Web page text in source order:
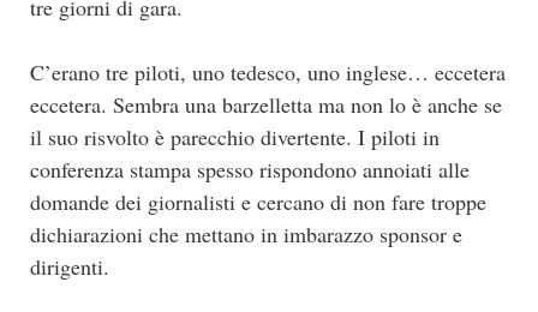
tre giorni di gara.
C’erano tre piloti, uno tedesco, uno inglese… eccetera
eccetera. Sembra una barzelletta ma non lo è anche se
il suo risvolto è parecchio divertente. I piloti in
conferenza stampa spesso rispondono annoiati alle
domande dei giornalisti e cercano di non fare troppe
dichiarazioni che mettano in imbarazzo sponsor e
dirigenti.